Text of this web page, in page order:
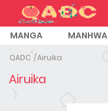
MANGA MANHWA
QADC Airuika
Airuika